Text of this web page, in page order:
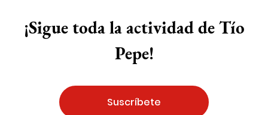
Suscríbete
¡Sigue toda la actividad de Tío
Pepe!